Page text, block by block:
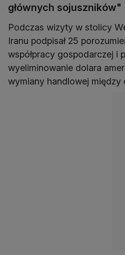
głównych sojuszników"
Podczas wizyty w stolicy
Iranu podpisał 25
współpracy gospodarczej i
wyeliminowanie dolara
wymiany handlowej między